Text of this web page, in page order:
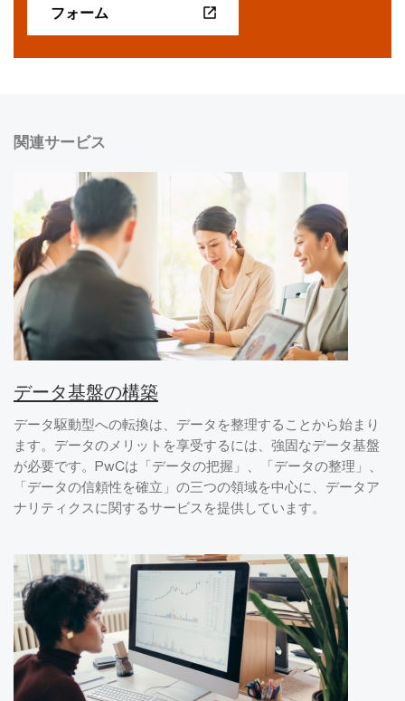
フォーム
関連サービス
データ基盤の構築
データ駆動型への転換は、データを整理することから始まり
ます。データのメリットを享受するには、強固なデータ基盤
が必要です。PwCは「データの把握」、「データの整理」、
「データの信頼性を確立」の三つの領域を中心に、データア
ナリティクスに関するサービスを提供しています。